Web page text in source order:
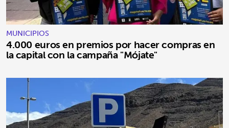
MUNICIPIOS
4.000 euros en premios por hacer compras en
la capital con la campaña "Mójate"